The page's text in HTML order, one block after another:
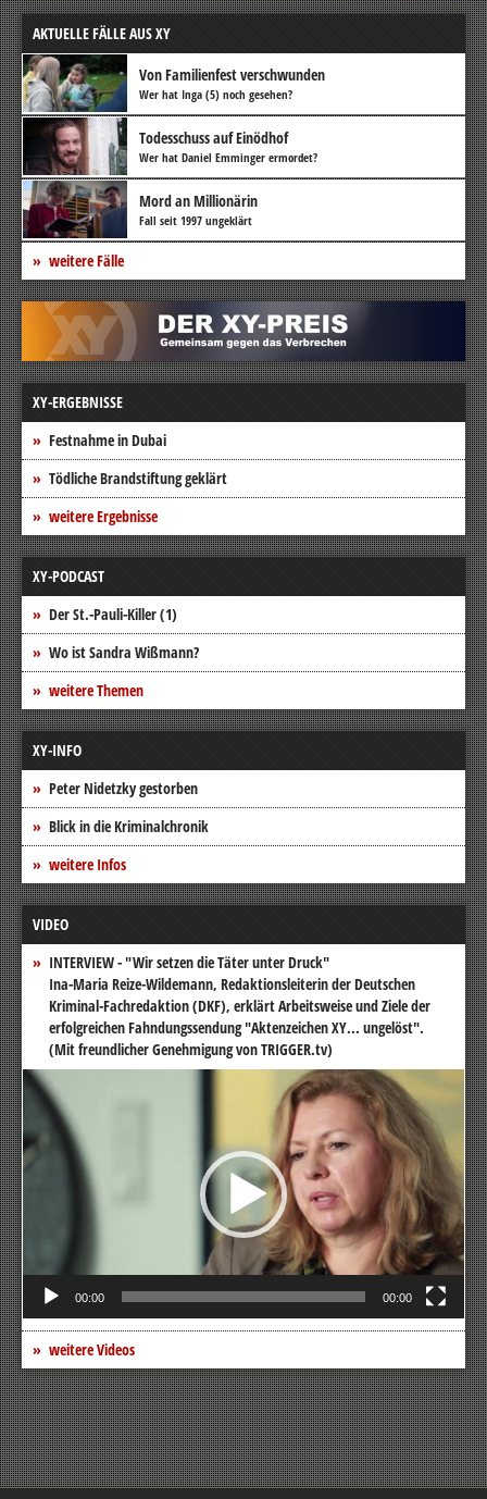
AKTUELLE FÄLLE AUS XY
Von Familienfest verschwunden
Wer hat Inga (5) noch gesehen?
Todesschuss auf Einödhof
Wer hat Daniel Emminger ermordet?
Mord an Millionärin
Fall seit 1997 ungeklärt
weitere Fälle
XY-ERGEBNISSE
Festnahme in Dubai
Tödliche Brandstiftung geklärt
weitere Ergebnisse
XY-PODCAST
Der St.-Pauli-Killer (1)
Wo ist Sandra Wißmann?
weitere Themen
XY-INFO
Peter Nidetzky gestorben
Blick in die Kriminalchronik
weitere Infos
VIDEO
INTERVIEW - "Wir setzen die Täter unter Druck"
Ina-Maria Reize-Wildemann, Redaktionsleiterin der Deutschen
Kriminal-Fachredaktion (DKF), erklärt Arbeitsweise und Ziele der
erfolgreichen Fahndungssendung "Aktenzeichen XY... ungelöst".
(Mit freundlicher Genehmigung von TRIGGER.tv)
Video-
Player
00:00 00:00
weitere Videos